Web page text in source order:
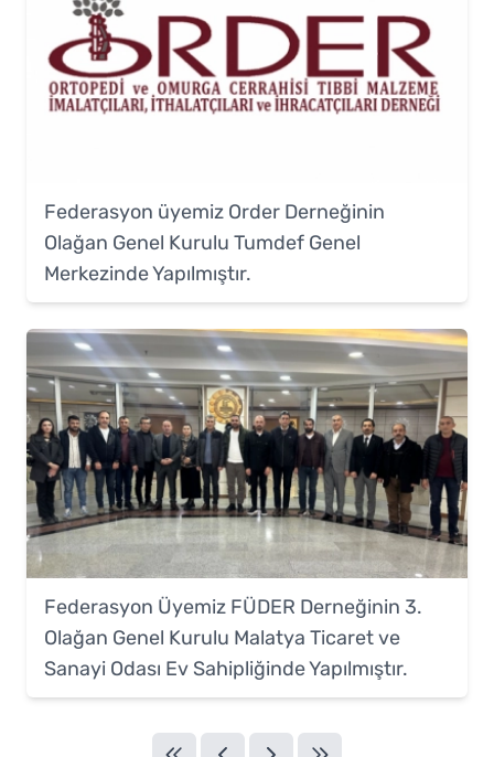
Federasyon üyemiz Order Derneğinin
Olağan Genel Kurulu Tumdef Genel
Merkezinde Yapılmıştır.
Federasyon Üyemiz FÜDER Derneğinin 3.
Olağan Genel Kurulu Malatya Ticaret ve
Sanayi Odası Ev Sahipliğinde Yapılmıştır.